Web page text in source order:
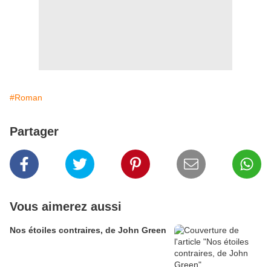
#Roman
Partager
Vous aimerez aussi
Nos étoiles contraires, de John Green